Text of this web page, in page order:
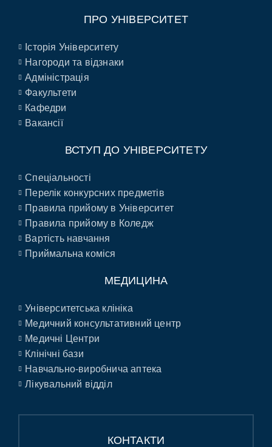
ПРО УНІВЕРСИТЕТ
Історія Університету
Нагороди та відзнаки
Адміністрація
Факультети
Кафедри
Вакансії
ВСТУП ДО УНІВЕРСИТЕТУ
Спеціальності
Перелік конкурсних предметів
Правила прийому в Університет
Правила прийому в Коледж
Вартість навчання
Приймальна коміся
МЕДИЦИНА
Університетська клініка
Медичний консультативний центр
Медичні Центри
Клінічні бази
Навчально-виробнича аптека
Лікувальний відділ
КОНТАКТИ